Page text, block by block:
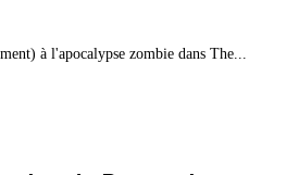
à l'apocalypse zombie dans The...